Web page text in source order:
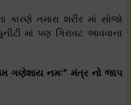
તમારા શરીર માં સોજો
માં પણ ગિરાવટ આવવાના
ગણેશાય નમઃ” મંત્ર નો જાપ